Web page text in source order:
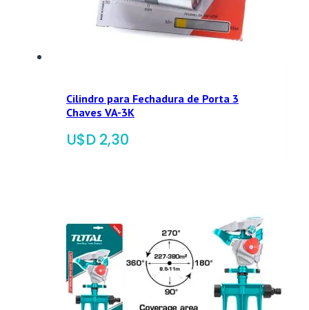
Cilindro para Fechadura de Porta 3
Chaves VA-3K
$ 2,30